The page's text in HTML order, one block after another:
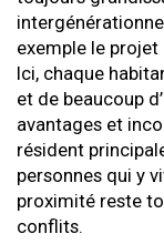
exemple le projet
Ici, chaque
et de beaucoup
avantages et
résident
personnes qui y
proximité reste
conflits.